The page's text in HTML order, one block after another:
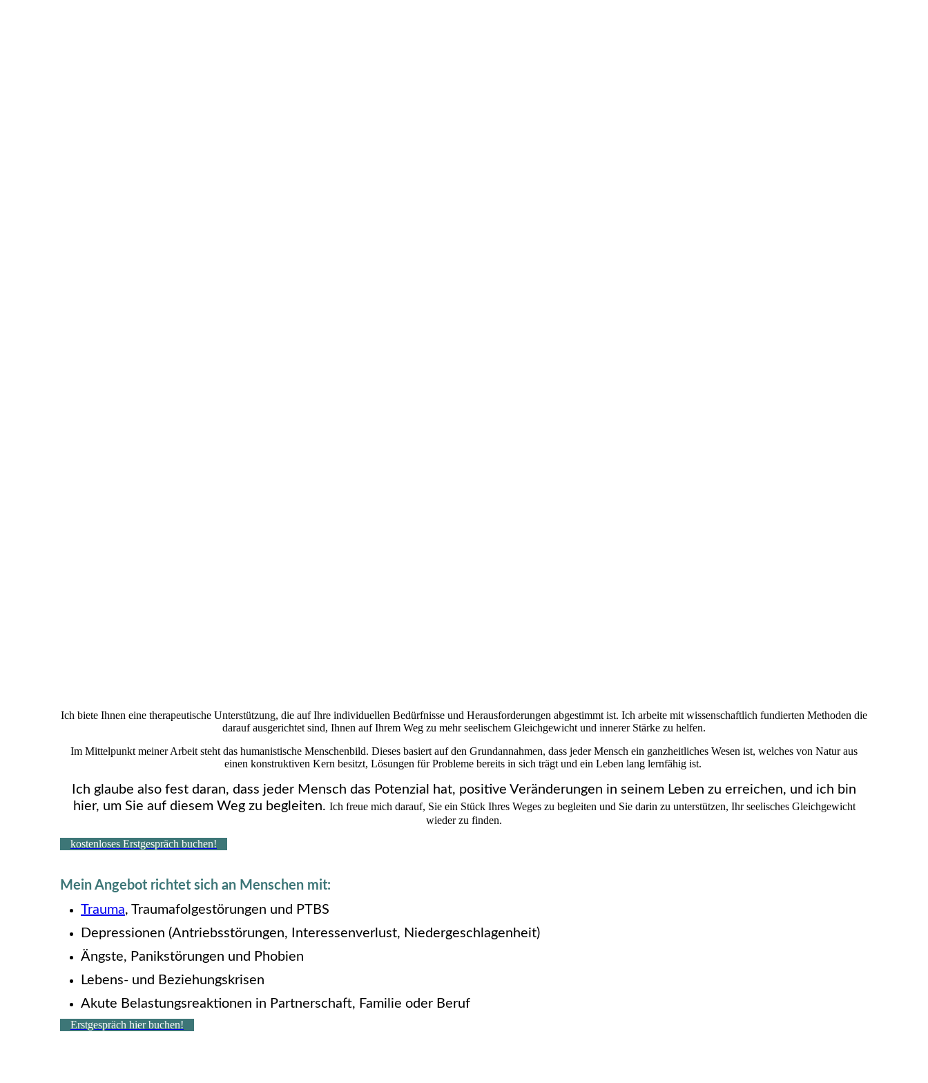
Ich biete Ihnen eine therapeutische Unterstützung, die auf Ihre individuellen Bedürfnisse und Herausforderungen abgestimmt ist. Ich arbeite mit wissenschaftlich fundierten Methoden die
darauf ausgerichtet sind, Ihnen auf Ihrem Weg zu mehr seelischem Gleichgewicht und innerer Stärke zu helfen.
Im Mittelpunkt meiner Arbeit steht das humanistische Menschenbild. Dieses basiert auf den Grundannahmen, dass jeder Mensch ein ganzheitliches Wesen ist, welches von Natur aus
einen konstruktiven Kern besitzt, Lösungen für Probleme bereits in sich trägt und ein Leben lang lernfähig ist.
Ich glaube also fest daran, dass jeder Mensch das Potenzial hat, positive Veränderungen in seinem Leben zu erreichen, und ich bin
hier, um Sie auf diesem Weg zu begleiten. Ich freue mich darauf, Sie ein Stück Ihres Weges zu begleiten und Sie darin zu unterstützen, Ihr seelisches Gleichgewicht
wieder zu finden.
kostenloses Erstgespräch buchen!
Mein Angebot richtet sich an Menschen mit:
Trauma, Traumafolgestörungen und PTBS
Depressionen (Antriebsstörungen, Interessenverlust, Niedergeschlagenheit)
Ängste, Panikstörungen und Phobien
Lebens- und Beziehungskrisen
Akute Belastungsreaktionen in Partnerschaft, Familie oder Beruf
Erstgespräch hier buchen!